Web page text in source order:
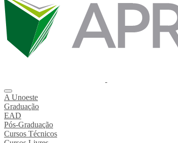
A Unoeste
Graduação
EAD
Pós-Graduação
Cursos Técnicos